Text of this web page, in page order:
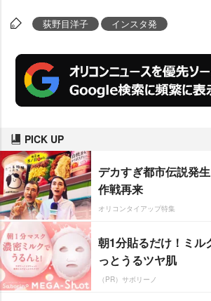
荻野目洋子 インスタ発
PICK UP
デカすぎ都市伝説発
作戦再来
オリコンタイアップ特集
朝1分貼るだけ！ミル
っとうるツヤ肌
（PR）サボリーノ